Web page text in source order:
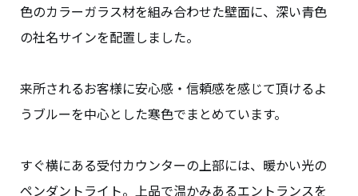
色のカラーガラス材を組み合わせた壁面に、深い青色
の社名サインを配置しました。
来所されるお客様に安心感・信頼感を感じて頂けるよ
うブルーを中心とした寒色でまとめています。
すぐ横にある受付カウンターの上部には、暖かい光の
ペンダントライト。上品で温かみあるエントランスを